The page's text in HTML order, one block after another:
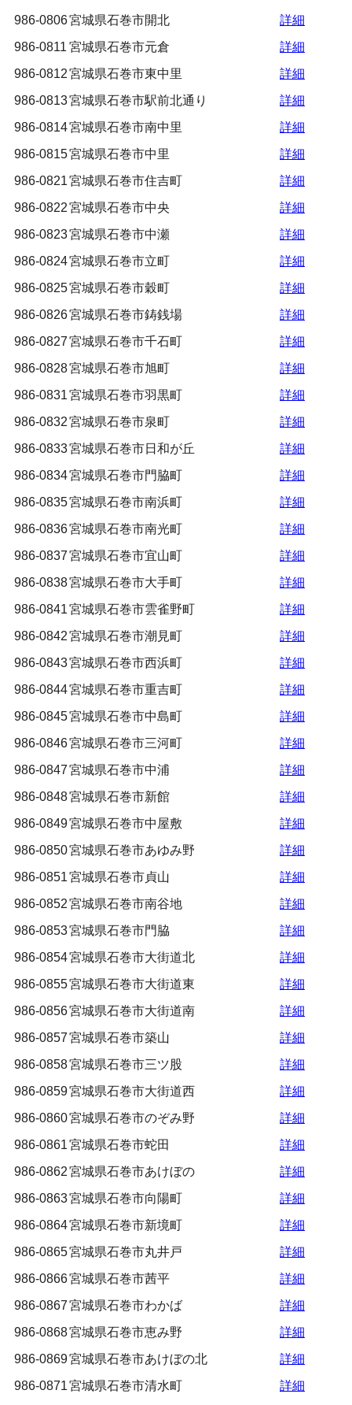
986-0806宮城県石巻市開北
詳細
986-0811 宮城県石巻市元倉
詳細
986-0812宮城県石巻市東中里
詳細
986-0813宮城県石巻市駅前北通り
詳細
986-0814宮城県石巻市南中里
詳細
986-0815宮城県石巻市中里
詳細
986-0821宮城県石巻市住吉町
詳細
986-0822宮城県石巻市中央
詳細
986-0823宮城県石巻市中瀬
詳細
986-0824宮城県石巻市立町
詳細
986-0825宮城県石巻市穀町
詳細
986-0826宮城県石巻市鋳銭場
詳細
986-0827宮城県石巻市千石町
詳細
986-0828宮城県石巻市旭町
詳細
986-0831宮城県石巻市羽黒町
詳細
986-0832宮城県石巻市泉町
詳細
986-0833宮城県石巻市日和が丘
詳細
986-0834宮城県石巻市門脇町
詳細
986-0835宮城県石巻市南浜町
詳細
986-0836宮城県石巻市南光町
詳細
986-0837宮城県石巻市宜山町
詳細
986-0838宮城県石巻市大手町
詳細
986-0841宮城県石巻市雲雀野町
詳細
986-0842宮城県石巻市潮見町
詳細
986-0843宮城県石巻市西浜町
詳細
986-0844宮城県石巻市重吉町
詳細
986-0845宮城県石巻市中島町
詳細
986-0846宮城県石巻市三河町
詳細
986-0847宮城県石巻市中浦
詳細
986-0848宮城県石巻市新館
詳細
986-0849宮城県石巻市中屋敷
詳細
986-0850宮城県石巻市あゆみ野
詳細
986-0851宮城県石巻市貞山
詳細
986-0852宮城県石巻市南谷地
詳細
986-0853宮城県石巻市門脇
詳細
986-0854宮城県石巻市大街道北
詳細
986-0855宮城県石巻市大街道東
詳細
986-0856宮城県石巻市大街道南
詳細
986-0857宮城県石巻市築山
詳細
986-0858宮城県石巻市三ツ股
詳細
986-0859宮城県石巻市大街道西
詳細
986-0860宮城県石巻市のぞみ野
詳細
986-0861宮城県石巻市蛇田
詳細
986-0862宮城県石巻市あけぼの
詳細
986-0863宮城県石巻市向陽町
詳細
986-0864宮城県石巻市新境町
詳細
986-0865宮城県石巻市丸井戸
詳細
986-0866宮城県石巻市茜平
詳細
986-0867宮城県石巻市わかば
詳細
986-0868宮城県石巻市恵み野
詳細
986-0869宮城県石巻市あけぼの北
詳細
986-0871宮城県石巻市清水町
詳細